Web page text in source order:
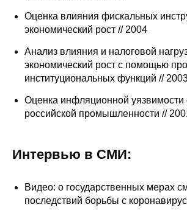
Общие требования
Научные труды
О журнале
Редакционная этика
Информация для авторов
Оценка влияния фискальных
экономический рост // 2004
Анализ влияния и налоговой
экономический рост с помощью
институциональных функций //
Оценка инфляционной уязвимости
российской промышленности //
Интервью в СМИ:
Видео: о государственных мерах
последствий борьбы с